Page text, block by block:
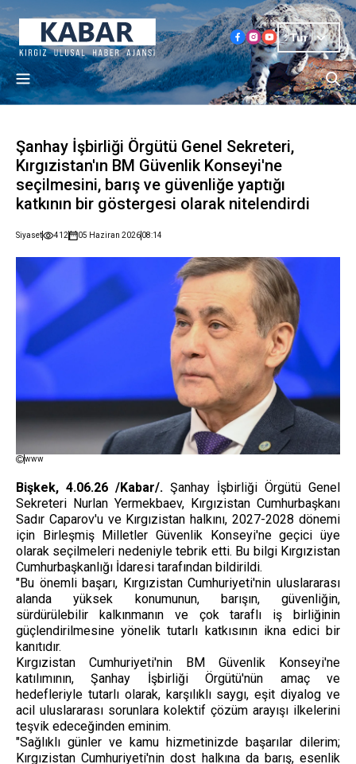
Tur
Şanhay İşbirliği Örgütü Genel Sekreteri,
Kırgızistan'ın BM Güvenlik Konseyi'ne
seçilmesini, barış ve güvenliğe yaptığı
katkının bir göstergesi olarak nitelendirdi
Siyaset 412 05 Haziran 202608:14
www
Bişkek, 4.06.26 /Kabar/. Şanhay İşbirliği Örgütü Genel
Sekreteri Nurlan Yermekbaev, Kırgızistan Cumhurbaşkanı
Sadır Caparov'u ve Kırgızistan halkını, 2027-2028 dönemi
için Birleşmiş Milletler Güvenlik Konseyi'ne geçici üye
olarak seçilmeleri nedeniyle tebrik etti. Bu bilgi Kırgızistan
Cumhurbaşkanlığı İdaresi tarafından bildirildi.
"Bu önemli başarı, Kırgızistan Cumhuriyeti'nin uluslararası
alanda yüksek konumunun, barışın, güvenliğin,
sürdürülebilir kalkınmanın ve çok taraflı iş birliğinin
güçlendirilmesine yönelik tutarlı katkısının ikna edici bir
kanıtıdır.
Kırgızistan Cumhuriyeti'nin BM Güvenlik Konseyi'ne
katılımının, Şanhay İşbirliği Örgütü'nün amaç ve
hedefleriyle tutarlı olarak, karşılıklı saygı, eşit diyalog ve
acil uluslararası sorunlara kolektif çözüm arayışı ilkelerini
teşvik edeceğinden eminim.
"Sağlıklı günler ve kamu hizmetinizde başarılar dilerim;
Kırgızistan Cumhuriyeti'nin dost halkına da barış, esenlik